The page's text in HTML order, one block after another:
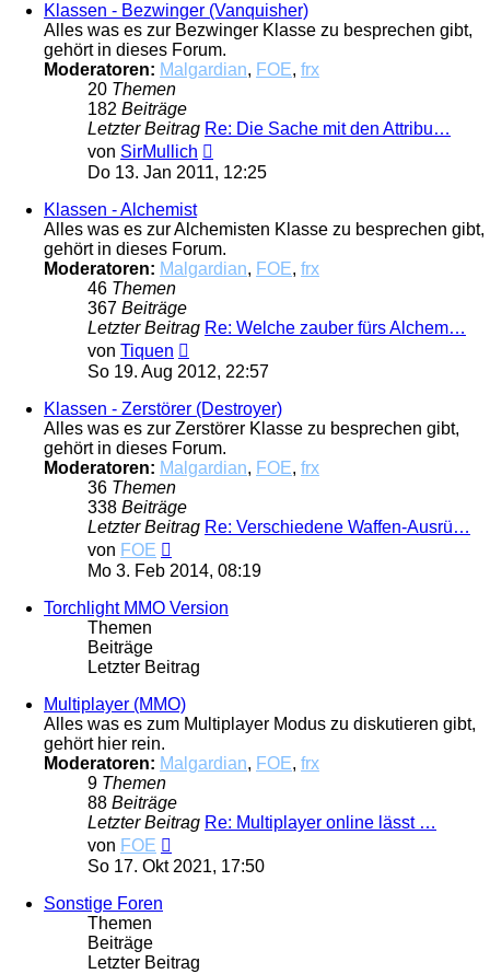
Klassen - Bezwinger (Vanquisher)
Alles was es zur Bezwinger Klasse zu besprechen gibt,
gehört in dieses Forum.
Moderatoren: Malgardian, FOE, frx
20 Themen
182 Beiträge
Letzter Beitrag Re: Die Sache mit den Attribu…
von SirMullich
Beitrag
Do 13. Jan 2011, 12:25
Klassen - Alchemist
Alles was es zur Alchemisten Klasse zu besprechen gibt,
gehört in dieses Forum.
Moderatoren: Malgardian, FOE, frx
46 Themen
367 Beiträge
Letzter Beitrag Re: Welche zauber fürs Alchem…
von Tiquen
Beitrag
So 19. Aug 2012, 22:57
Klassen - Zerstörer (Destroyer)
Alles was es zur Zerstörer Klasse zu besprechen gibt,
gehört in dieses Forum.
Moderatoren: Malgardian, FOE, frx
36 Themen
338 Beiträge
Letzter Beitrag Re: Verschiedene Waffen-Ausrü…
von FOE
Beitrag
Mo 3. Feb 2014, 08:19
Torchlight MMO Version
Themen
Beiträge
Letzter Beitrag
Multiplayer (MMO)
Alles was es zum Multiplayer Modus zu diskutieren gibt,
gehört hier rein.
Moderatoren: Malgardian, FOE, frx
9 Themen
88 Beiträge
Letzter Beitrag Re: Multiplayer online lässt …
von FOE
Beitrag
So 17. Okt 2021, 17:50
Sonstige Foren
Themen
Beiträge
Letzter Beitrag